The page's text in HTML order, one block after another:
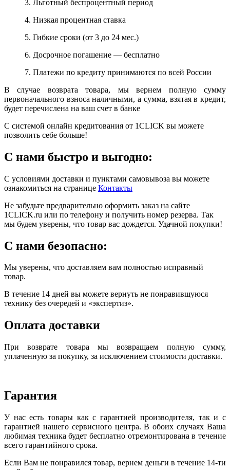
3. Льготный беспроцентный период
4. Низкая процентная ставка
5. Гибкие сроки (от 3 до 24 мес.)
6. Досрочное погашение — бесплатно
7. Платежи по кредиту принимаются по всей России
В случае возврата товара, мы вернем полную сумму
первоначального взноса наличными, а сумма, взятая в кредит,
будет перечислена на ваш счет в банке
С системой онлайн кредитования от 1CLICK вы можете
позволить себе больше!
С нами быстро и выгодно:
С условиями доставки и пунктами самовывоза вы можете
ознакомиться на странице Контакты
Не забудьте предварительно оформить заказ на сайте
1CLICK.ru или по телефону и получить номер резерва. Так
мы будем уверены, что товар вас дождется. Удачной покупки!
С нами безопасно:
Мы уверены, что доставляем вам полностью исправный
товар.
В течение 14 дней вы можете вернуть не понравившуюся
технику без очередей и «экспертиз».
Оплата доставки
При возврате товара мы возвращаем полную сумму,
уплаченную за покупку, за исключением стоимости доставки.
Гарантия
У нас есть товары как с гарантией производителя, так и с
гарантией нашего сервисного центра. В обоих случаях Ваша
любимая техника будет бесплатно отремонтирована в течение
всего гарантийного срока.
Если Вам не понравился товар, вернем деньги в течение 14-ти